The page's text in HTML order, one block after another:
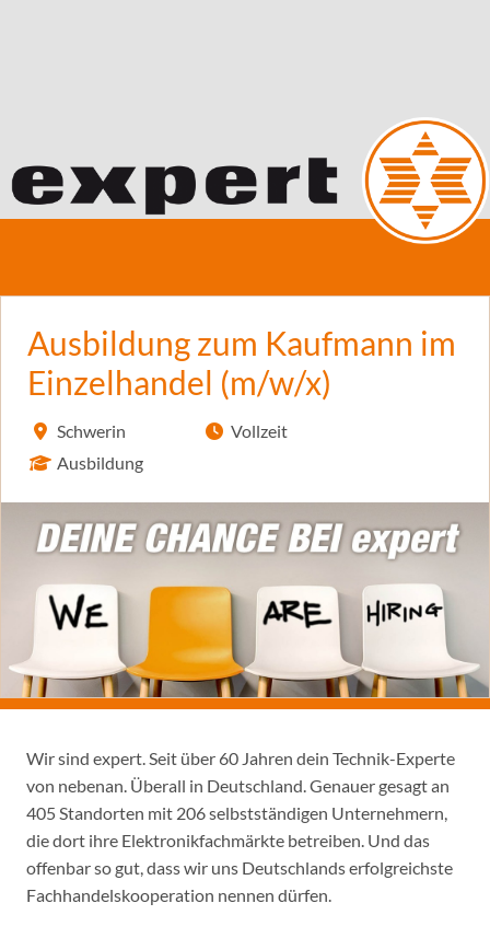
Ausbildung zum Kaufmann im
Einzelhandel (m/w/x)
Schwerin
Ausbildung
Vollzeit
Wir sind expert. Seit über 60 Jahren dein Technik-Experte
von nebenan. Überall in Deutschland. Genauer gesagt an
405 Standorten mit 206 selbstständigen Unternehmern,
die dort ihre Elektronikfachmärkte betreiben. Und das
offenbar so gut, dass wir uns Deutschlands erfolgreichste
Fachhandelskooperation nennen dürfen.